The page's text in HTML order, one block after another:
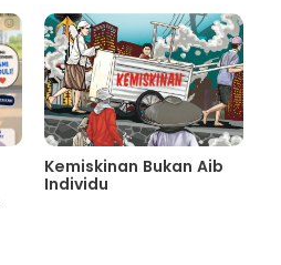
Kemiskinan Bukan Aib
Individu